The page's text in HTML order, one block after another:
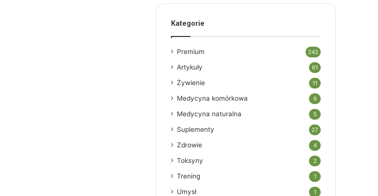
Kategorie
Premium 242
Artykuły 61
Żywienie 11
Medycyna komórkowa 6
Medycyna naturalna 5
Suplementy 27
Zdrowie 4
Toksyny 2
Trening 1
Umysł 1